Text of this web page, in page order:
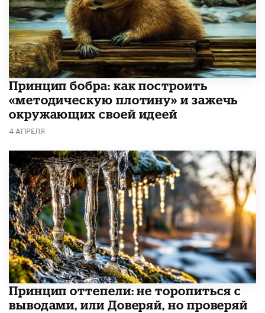
Принцип бобра: как построить
«методическую плотину» и зажечь
окружающих своей идеей
4 АПРЕЛЯ
Принцип оттепели: не торопиться с
выводами, или Доверяй, но проверяй